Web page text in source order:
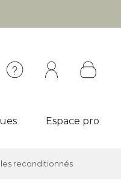
Espace pro
reconditionnés